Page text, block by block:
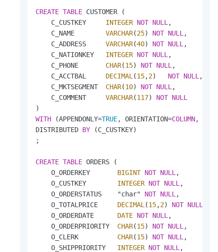
CREATE TABLE CUSTOMER (
    C_CUSTKEY
INTEGER NOT NULL ,
    C_NAME
VARCHAR(25) NOT NULL ,
    C_ADDRESS
VARCHAR(40) NOT NULL ,
    C_NATIONKEY
INTEGER NOT NULL ,
    C_PHONE
CHAR(15) NOT NULL ,
    C_ACCTBAL
DECIMAL (15,2) NOT NULL ,
    C_MKTSEGMENT
CHAR(10) NOT NULL ,
    C_COMMENT
VARCHAR(117) NOT NULL
WITH (APPENDONLY=TRUE, ORIENTATION=COLUMN,
DISTRIBUTED BY (C_CUSTKEY)
;
CREATE TABLE ORDERS (
    O_ORDERKEY
BIGINT NOT NULL ,
    O_CUSTKEY
INTEGER NOT NULL ,
    O_ORDERSTATUS    "char"
NOT NULL ,
    O_TOTALPRICE
DECIMAL (15,2) NOT NULL
    O_ORDERDATE
DATE NOT NULL ,
    O_ORDERPRIORITY
CHAR(15) NOT NULL ,
    O_CLERK
CHAR(15) NOT NULL ,
    O_SHIPPRIORITY
INTEGER NOT NULL ,